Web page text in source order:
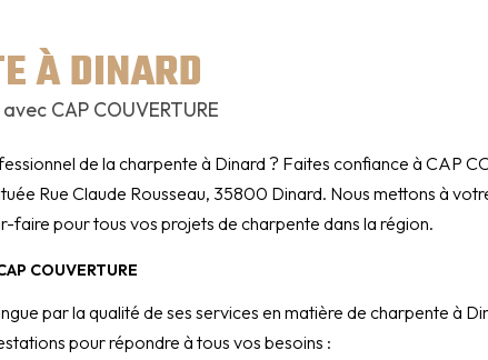
À DINARD
CAP COUVERTURE
de la charpente à Dinard ? Faites confiance à CAP
Rue Claude Rousseau, 35800 Dinard. Nous mettons à
faire pour tous vos projets de charpente dans la région.
COUVERTURE
par la qualité de ses services en matière de charpente à
pour répondre à tous vos besoins :